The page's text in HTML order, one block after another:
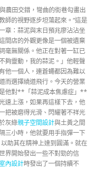
農田交錯，彎曲的街巷勾畫出
師的視野逐步坦蕩起來。“這是
章：蒜泥與末日預兆廖沾沾坐
間店的外觀更像是一個被遺棄
毫無關係。他正在對著一缸已
夠靈動，我的蒜泥。」他輕聲
他一個人，連蒼蠅都因為難以
而選擇繞道飛行。今天的營業
他對**「蒜泥成本焦慮症」**
速上漲，如果再這樣下去，他
把被磨得光滑、閃耀著不祥光
灰綠親子空間設計與土黃之間
三小時，他就要用手指彈一下
助其在精神上達到圓滿。就在
界開始發出一些不對勁的信
內設計時發出了一個持續不